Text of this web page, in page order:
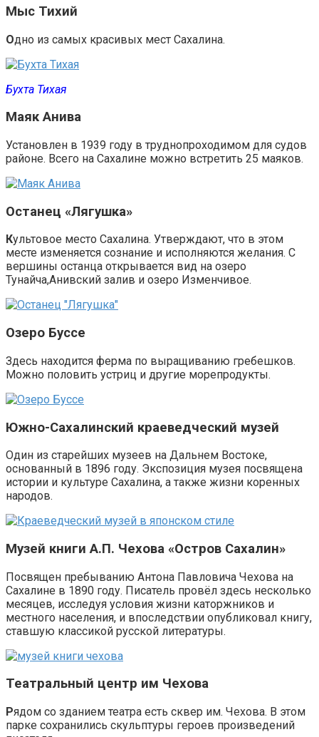
Мыс Тихий
Одно из самых красивых мест Сахалина.
Бухта Тихая
Маяк Анива
Установлен в 1939 году в труднопроходимом для судов
районе. Всего на Сахалине можно встретить 25 маяков.
Останец «Лягушка»
Культовое место Сахалина. Утверждают, что в этом
месте изменяется сознание и исполняются желания. С
вершины останца открывается вид на озеро
Тунайча,Анивский залив и озеро Изменчивое.
Озеро Буссе
Здесь находится ферма по выращиванию гребешков.
Можно половить устриц и другие морепродукты.
Южно-Сахалинский краеведческий музей
Один из старейших музеев на Дальнем Востоке,
основанный в 1896 году. Экспозиция музея посвящена
истории и культуре Сахалина, а также жизни коренных
народов.
Музей книги А.П. Чехова «Остров Сахалин»
Посвящен пребыванию Антона Павловича Чехова на
Сахалине в 1890 году. Писатель провёл здесь несколько
месяцев, исследуя условия жизни каторжников и
местного населения, и впоследствии опубликовал книгу,
ставшую классикой русской литературы.
Театральный центр им Чехова
Рядом со зданием театра есть сквер им. Чехова. В этом
парке сохранились скульптуры героев произведений